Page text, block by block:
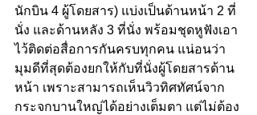
นักบิน 4 ผู้โดยสาร) แบ่งเป็นด้านหน้า 2 ที่
นั่ง และด้านหลัง 3 ที่นั่ง พร้อมชุดหูฟังเอา
ไว้ติดต่อสื่อการกันครบทุกคน แน่อนว่า
มุมดีที่สุดต้องยกให้กับที่นั่งผู้โดยสารด้าน
หน้า เพราะสามารถเห็นวิวทิศทัศน์จาก
กระจกบานใหญ่ได้อย่างเต็มตา แต่ไม่ต้อง